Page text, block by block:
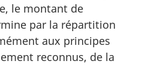
le montant de
par la répartition
aux principes
reconnus, de la